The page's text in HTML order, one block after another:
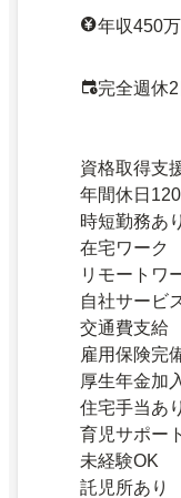
年収450
完全週休
資格取得支
年間休日
時短勤務あり
在宅ワーク
リモートワ
自社サービ
交通費支給
雇用保険完
厚生年金加
住宅手当あり
育児サポー
未経験OK
託児所あり